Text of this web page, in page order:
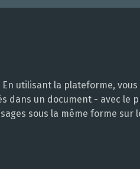
utilisant la plateforme,
dans un document - avec le
sous la même forme